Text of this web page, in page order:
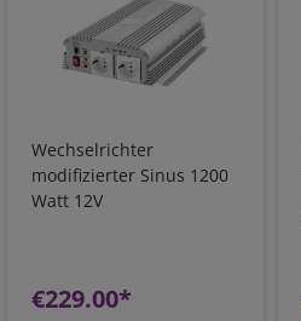
Wechselrichter
modifizierter Sinus 1200
Watt 12V
€229.00*